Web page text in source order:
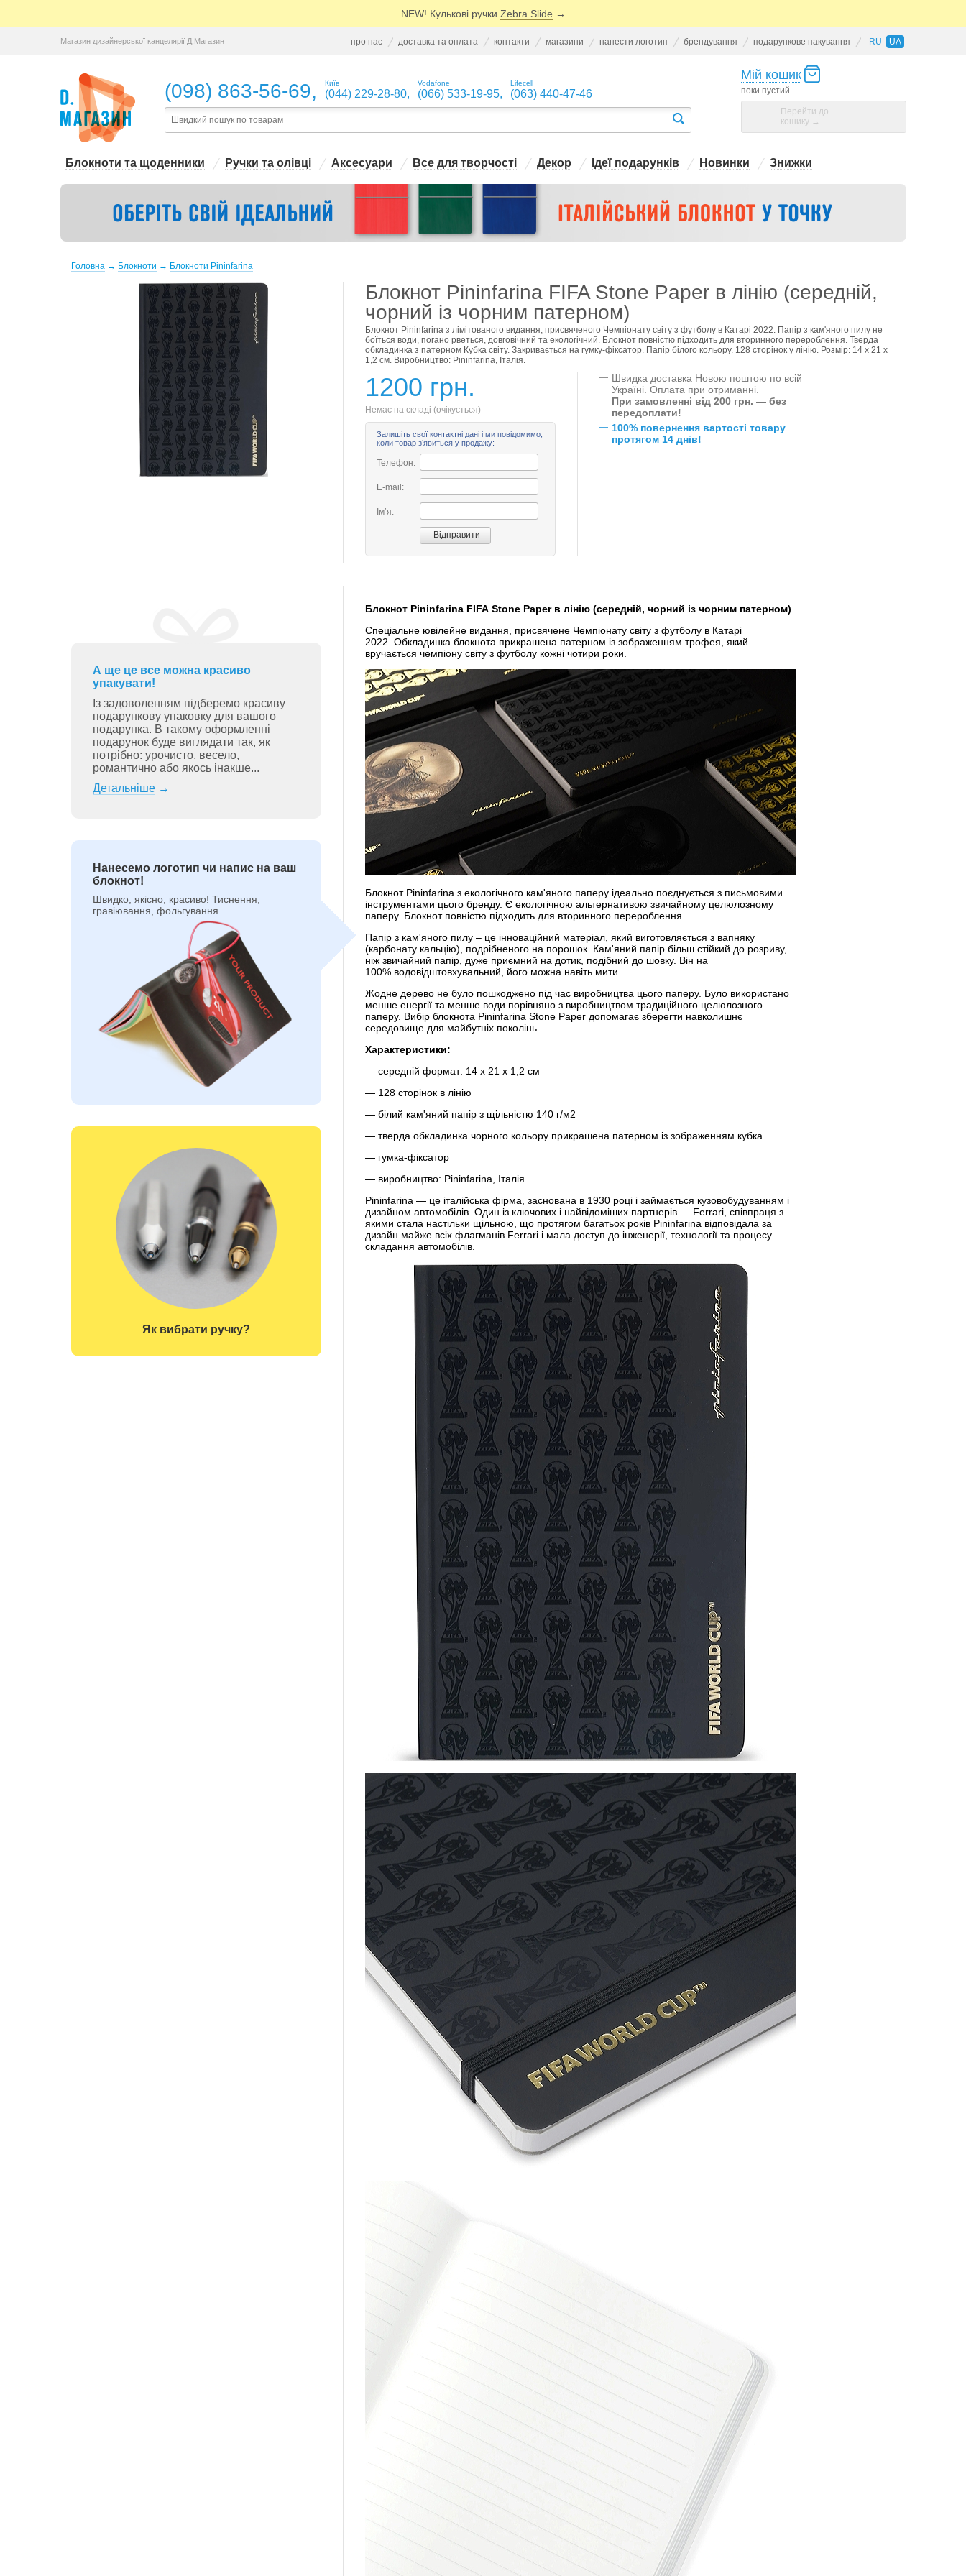
NEW! Кулькові ручки Zebra Slide →
Магазин дизайнерської канцелярії Д.Магазин про нас доставка та оплата контакти магазини нанести логотип брендування подарункове пакування RU UA
(098) 863-56-69, Київ
(044) 229-28-80,
Vodafone
(066) 533-19-95,
Lifecell
(063) 440-47-46
Мій кошик
поки пустий
Перейти до
кошику →
Блокноти та щоденники Ручки та олівці Аксесуари Все для творчості Декор Ідеї подарунків Новинки Знижки
Головна → Блокноти → Блокноти Pininfarina
Блокнот Pininfarina FIFA Stone Paper в лінію (середній,
чорний із чорним патерном)
Блокнот Pininfarina з лімітованого видання, присвяченого Чемпіонату світу з футболу в Катарі 2022. Папір з кам'яного пилу не
боїться води, погано рветься, довговічний та екологічний. Блокнот повністю підходить для вторинного перероблення. Тверда
обкладинка з патерном Кубка світу. Закривається на гумку-фіксатор. Папір білого кольору. 128 сторінок у лінію. Розмір: 14 x 21 x
1,2 см. Виробництво: Pininfarina, Італія.
1200 грн.
Немає на складі (очікується)
Залишіть свої контактні дані і ми повідомимо,
коли товар зʼявиться у продажу:
Телефон:
E-mail:
Імʼя:
— Швидка доставка Новою поштою по всій
Україні. Оплата при отриманні.
При замовленні від 200 грн. — без
передоплати!
— 100% повернення вартості товару
протягом 14 днів!
А ще це все можна красиво
упакувати!
Із задоволенням підберемо красиву
подарункову упаковку для вашого
подарунка. В такому оформленні
подарунок буде виглядати так, як
потрібно: урочисто, весело,
романтично або якось інакше...
Детальніше→
Нанесемо логотип чи напис на ваш
блокнот!
Швидко, якісно, красиво! Тиснення,
гравіювання, фольгування...
Як вибрати ручку?
Блокнот Pininfarina FIFA Stone Paper в лінію (середній, чорний із чорним патерном)
Спеціальне ювілейне видання, присвячене Чемпіонату світу з футболу в Катарі
2022. Обкладинка блокнота прикрашена патерном із зображенням трофея, який
вручається чемпіону світу з футболу кожні чотири роки.
Блокнот Pininfarina з екологічного кам'яного паперу ідеально поєднується з письмовими
інструментами цього бренду. Є екологічною альтернативою звичайному целюлозному
паперу. Блокнот повністю підходить для вторинного перероблення.
Папір з кам'яного пилу – це інноваційний матеріал, який виготовляється з вапняку
(карбонату кальцію), подрібненого на порошок. Кам'яний папір більш стійкий до розриву,
ніж звичайний папір, дуже приємний на дотик, подібний до шовку. Він на
100% водовідштовхувальний, його можна навіть мити.
Жодне дерево не було пошкоджено під час виробництва цього паперу. Було використано
менше енергії та менше води порівняно з виробництвом традиційного целюлозного
паперу. Вибір блокнота Pininfarina Stone Paper допомагає зберегти навколишнє
середовище для майбутніх поколінь.
Характеристики:
— середній формат: 14 x 21 x 1,2 см
— 128 сторінок в лінію
— білий кам'яний папір з щільністю 140 г/м2
— тверда обкладинка чорного кольору прикрашена патерном із зображенням кубка
— гумка-фіксатор
— виробництво: Pininfarina, Італія
Pininfarina — це італійська фірма, заснована в 1930 році і займається кузовобудуванням і
дизайном автомобілів. Один із ключових і найвідоміших партнерів — Ferrari, співпраця з
якими стала настільки щільною, що протягом багатьох років Pininfarina відповідала за
дизайн майже всіх флагманів Ferrari і мала доступ до інженерії, технології та процесу
складання автомобілів.